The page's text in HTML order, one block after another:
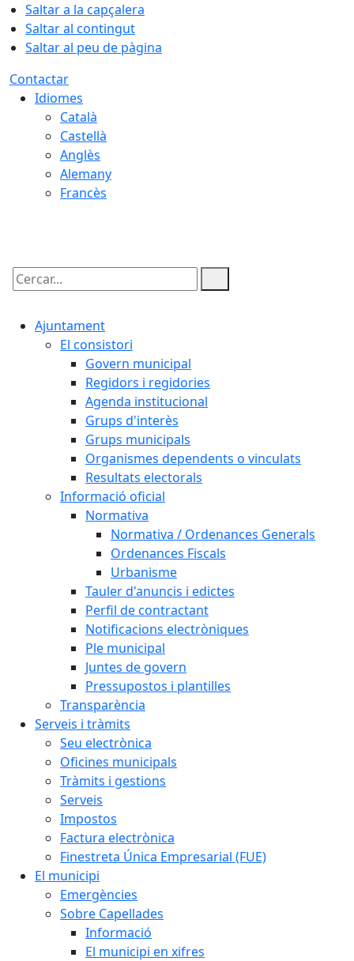
Saltar a la capçalera
Saltar al contingut
Saltar al peu de pàgina
Contactar
Idiomes
Català
Castellà
Anglès
Alemany
Francès
Cercar:
Ajuntament
El consistori
Govern municipal
Regidors i regidories
Agenda institucional
Grups d'interès
Grups municipals
Organismes dependents o vinculats
Resultats electorals
Informació oficial
Normativa
Normativa / Ordenances Generals
Ordenances Fiscals
Urbanisme
Tauler d'anuncis i edictes
Perfil de contractant
Notificacions electròniques
Ple municipal
Juntes de govern
Pressupostos i plantilles
Transparència
Serveis i tràmits
Seu electrònica
Oficines municipals
Tràmits i gestions
Serveis
Impostos
Factura electrònica
Finestreta Única Empresarial (FUE)
El municipi
Emergències
Sobre Capellades
Informació
El municipi en xifres